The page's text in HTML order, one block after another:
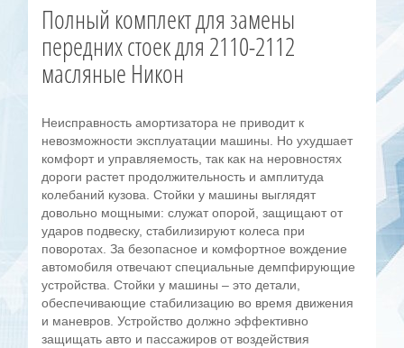
Полный комплект для замены
передних стоек для 2110-2112
масляные Никон
Неисправность амортизатора не приводит к
невозможности эксплуатации машины. Но ухудшает
комфорт и управляемость, так как на неровностях
дороги растет продолжительность и амплитуда
колебаний кузова. Стойки у машины выглядят
довольно мощными: служат опорой, защищают от
ударов подвеску, стабилизируют колеса при
поворотах. За безопасное и комфортное вождение
автомобиля отвечают специальные демпфирующие
устройства. Стойки у машины – это детали,
обеспечивающие стабилизацию во время движения
и маневров. Устройство должно эффективно
защищать авто и пассажиров от воздействия